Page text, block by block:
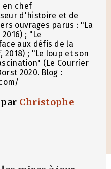
en chef
d'histoire et de
ouvrages parus : "La
; "Le
aux défis de la
; "Le loup et son
(Le Courrier
2020. Blog :
Christophe